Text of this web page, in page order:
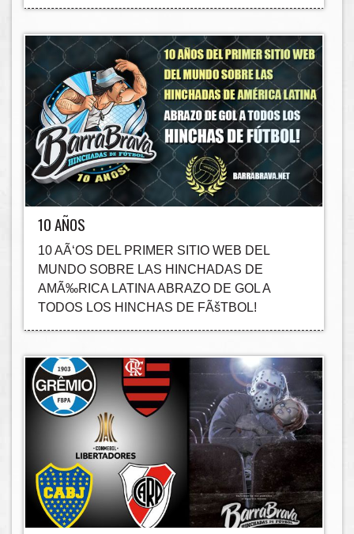
10 AÑOS
10 AÃ‘OS DEL PRIMER SITIO WEB DEL
MUNDO SOBRE LAS HINCHADAS DE
AMÃ‰RICA LATINA ABRAZO DE GOL A
TODOS LOS HINCHAS DE FÃšTBOL!